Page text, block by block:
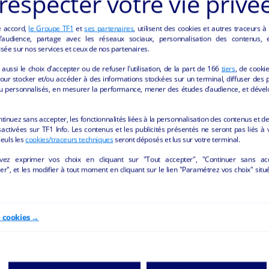
"HÔTELLERIE ET RESTAURATION" DE
Bar -Pub Location cellule
accord, le Groupe TF1 etses partenaires, utilisent des cookies et autres traceurs à
partage avec les réseaux sociaux, personnalisation des contenus,
sur nos services et ceux de nos partenaires.
aussi le choix d'accepter ou de refuser l’utilisation, de la part de 166 tiers, de
stocker et/ou accéder à des informations stockées sur un terminal, diffuser des
personnalisés, en mesurer la performance, mener des études d’audience, et
sans accepter, les fonctionnalités liées à la personnalisation des contenus et
sur TF1 Info. Les contenus et les publicités présentés ne seront pas liés à
lescookies/traceurs techniquesseront déposés et lus sur votre terminal.
exprimer vos choix en cliquant sur "Tout accepter", "Continuer sans
et les modifier à tout moment en cliquant sur le lien "Paramétrez vos choix"
cookies →